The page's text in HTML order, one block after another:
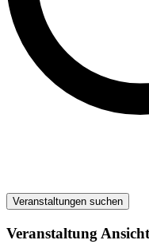
Veranstaltungen suchen
Veranstaltung